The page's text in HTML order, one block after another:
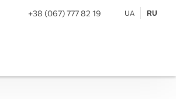
+38 (067) 777 82 19 UA RU